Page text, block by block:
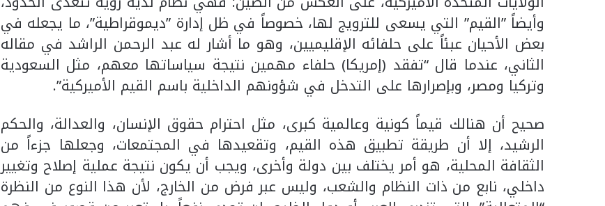
وأيضاً ‏‏”القيم” التي يسعى للترويج لها، خصوصاً في ظل إدارة ‏‏”ديموقراطية”، ما يجعله في
بعض الأحيان عبئاً على ‏حلفائه الإقليميين، وهو ما أشار له عبد الرحمن ‏الراشد في مقاله
الثاني، عندما قال “تفقد (إمريكا) ‏حلفاء مهمين نتيجة سياساتها معهم، مثل السعودية
‏وتركيا ومصر، وبإصرارها على التدخل في شؤونهم ‏الداخلية باسم القيم الأميركية”.‏
صحيح أن هنالك قيماً كونية وعالمية كبرى، مثل ‏احترام حقوق الإنسان، والعدالة، والحكم
الرشيد، إلا ‏أن طريقة تطبيق هذه القيم، وتقعيدها في ‏المجتمعات، وجعلها جزءاً من
الثقافة المحلية، هو ‏أمر يختلف بين دولة وأخرى، ويجب أن يكون نتيجة ‏عملية إصلاح وتغيير
داخلي، نابع من ذات النظام ‏والشعب، وليس عبر فرض من الخارج، لأن هذا النوع ‏من النظرة